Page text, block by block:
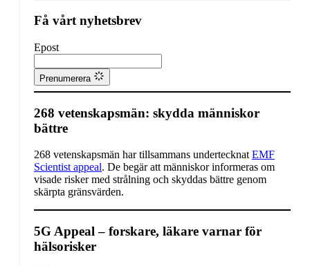
Få vårt nyhetsbrev
Epost
Prenumerera
268 vetenskapsmän: skydda människor
bättre
268 vetenskapsmän har tillsammans undertecknat EMF
Scientist appeal. De begär att människor informeras om
visade risker med strålning och skyddas bättre genom
skärpta gränsvärden.
5G Appeal – forskare, läkare varnar för
hälsorisker